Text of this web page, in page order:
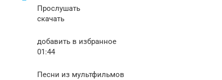
Прослушать
скачать
добавить в избранное
01:44
Песни из мультфильмов